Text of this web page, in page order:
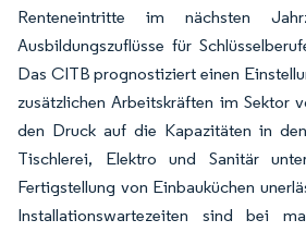
Renteneintritte im nächsten
Ausbildungszuflüsse für
Das CITB prognostiziert einen
zusätzlichen Arbeitskräften im Sektor
den Druck auf die Kapazitäten in
Tischlerei, Elektro und Sanitär
Fertigstellung von Einbauküchen
Installationswartezeiten sind bei